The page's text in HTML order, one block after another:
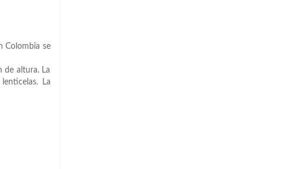
Colombia se
de altura. La
La